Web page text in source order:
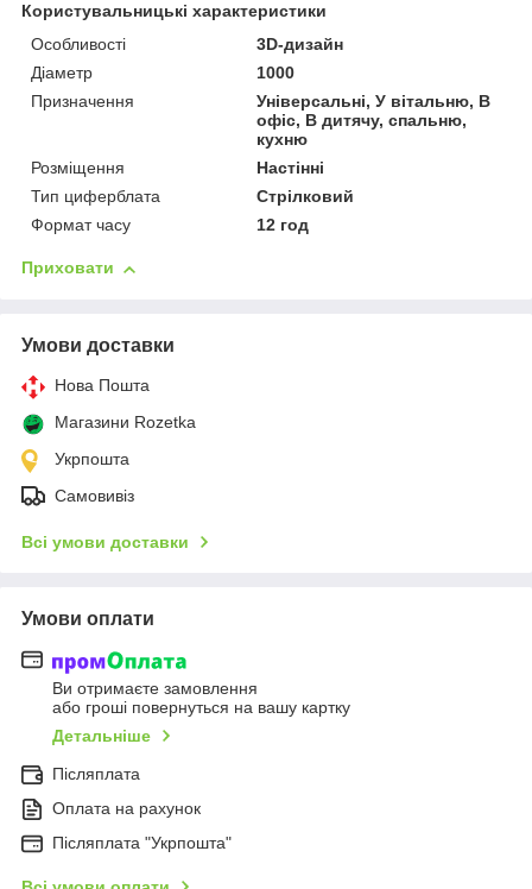
Користувальницькі характеристики
Особливості
3D-дизайн
Діаметр
1000
Призначення
Універсальні, У вітальню, В
офіс, В дитячу, спальню,
кухню
Розміщення
Настінні
Тип циферблата
Стрілковий
Формат часу
12 год
Приховати
Умови доставки
Нова Пошта
Магазини Rozetka
Укрпошта
Самовивіз
Всі умови доставки
Умови оплати
Ви отримаєте замовлення
або гроші повернуться на вашу картку
Детальніше
Післяплата
Оплата на рахунок
Післяплата "Укрпошта"